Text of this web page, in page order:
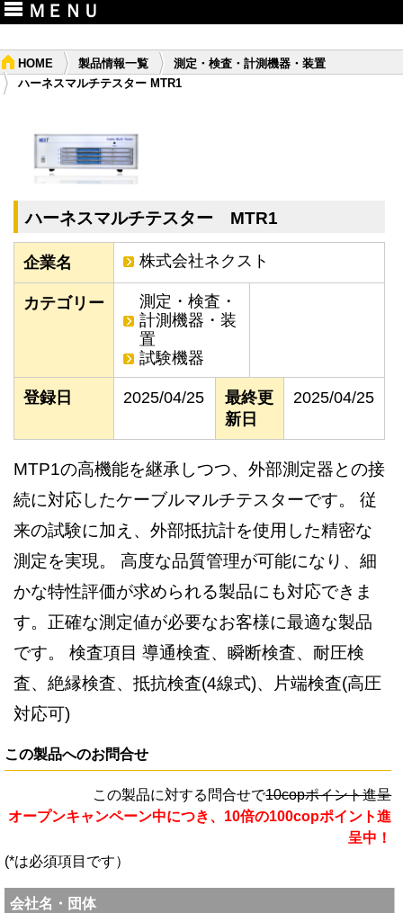
ＭＥＮＵ
HOME 製品情報一覧
測定・検査・計測機器・装置
ハーネスマルチテスター MTR1
ハーネスマルチテスター MTR1
企業名 株式会社ネクスト
カテゴリー
測定・検査・
計測機器・装
置
試験機器
登録日 2025/04/25
最終更
新日
2025/04/25
MTP1の高機能を継承しつつ、外部測定器との接
続に対応したケーブルマルチテスターです。 従
来の試験に加え、外部抵抗計を使用した精密な
測定を実現。 高度な品質管理が可能になり、細
かな特性評価が求められる製品にも対応できま
す。正確な測定値が必要なお客様に最適な製品
です。 検査項目 導通検査、瞬断検査、耐圧検
査、絶縁検査、抵抗検査(4線式)、片端検査(高圧
対応可)
この製品へのお問合せ
この製品に対する問合せで10copポイント進呈
オープンキャンペーン中につき、10倍の100copポイント進
呈中！
(*は必須項目です）
会社名・団体